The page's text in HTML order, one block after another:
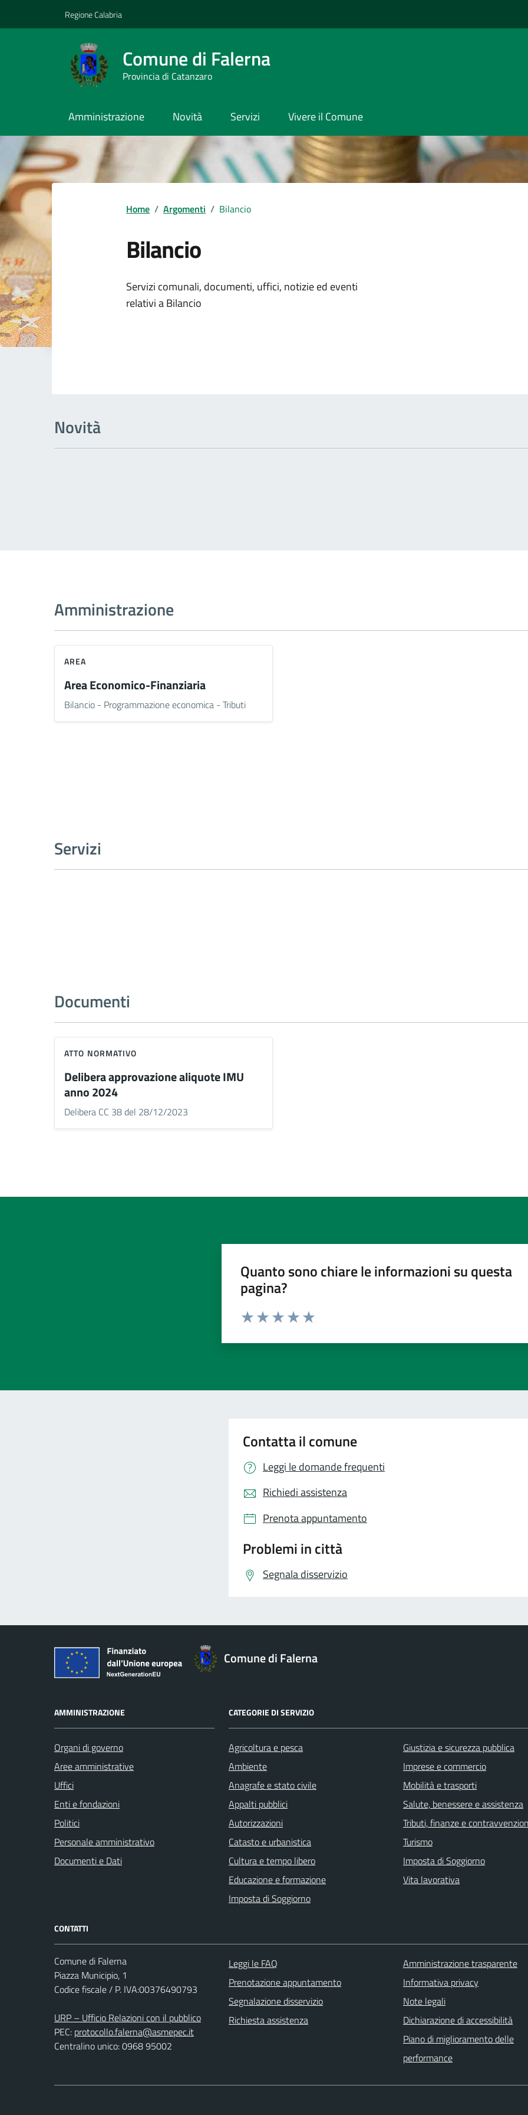
Regione Calabria
Comune di Falerna
Provincia di Catanzaro
Amministrazione Novità Servizi Vivere il Comune
Home / Argomenti / Bilancio
Bilancio
Dettagli dell'argomento
Servizi comunali, documenti, uffici, notizie ed eventi
relativi a Bilancio
Novità
Amministrazione
AREA
Area Economico-Finanziaria
Bilancio - Programmazione economica - Tributi
Servizi
Documenti
ATTO NORMATIVO
Delibera approvazione aliquote IMU
anno 2024
Delibera CC 38 del 28/12/2023
Quanto sono chiare le informazioni su questa
pagina?
Contatta il comune
Leggi le domande frequenti
Richiedi assistenza
Prenota appuntamento
Problemi in città
Segnala disservizio
Comune di Falerna
AMMINISTRAZIONE
Organi di governo
Aree amministrative
Uffici
Enti e fondazioni
Politici
Personale amministrativo
Documenti e Dati
CATEGORIE DI SERVIZIO
Agricoltura e pesca
Ambiente
Anagrafe e stato civile
Appalti pubblici
Autorizzazioni
Catasto e urbanistica
Cultura e tempo libero
Educazione e formazione
Imposta di Soggiorno
Giustizia e sicurezza pubblica
Imprese e commercio
Mobilità e trasporti
Salute, benessere e assistenza
Tributi, finanze e
Turismo
Imposta di Soggiorno
Vita lavorativa
CONTATTI
Comune di Falerna
Piazza Municipio, 1
Codice fiscale / P. IVA:00376490793
URP – Ufficio Relazioni con il pubblico
PEC: protocollo.falerna@asmepec.it
Centralino unico: 0968 95002
Leggi le FAQ
Prenotazione appuntamento
Segnalazione disservizio
Richiesta assistenza
Amministrazione trasparente
Informativa privacy
Note legali
Dichiarazione di accessibilità
Piano di miglioramento delle
performance